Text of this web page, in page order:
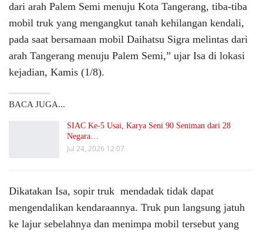
dari arah Palem Semi menuju Kota Tangerang, tiba-tiba
mobil truk yang mengangkut tanah kehilangan kendali,
pada saat bersamaan mobil Daihatsu Sigra melintas dari
arah Tangerang menuju Palem Semi,” ujar Isa di lokasi
kejadian, Kamis (1/8).
BACA JUGA...
SIAC Ke-5 Usai, Karya Seni 90 Seniman dari 28
Negara…
Jul 24, 2026 12:07
Dikatakan Isa, sopir truk mendadak tidak dapat
mengendalikan kendaraannya. Truk pun langsung jatuh
ke lajur sebelahnya dan menimpa mobil tersebut yang